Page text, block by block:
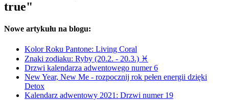
true"
Nowe artykułu na blogu:
Kolor Roku Pantone: Living Coral
Znaki zodiaku: Ryby (20.2. - 20.3.) ♓
Drzwi kalendarza adwentowego numer 6
New Year, New Me - rozpocznij rok pełen energii dzięki
Detox
Kalendarz adwentowy 2021: Drzwi numer 19